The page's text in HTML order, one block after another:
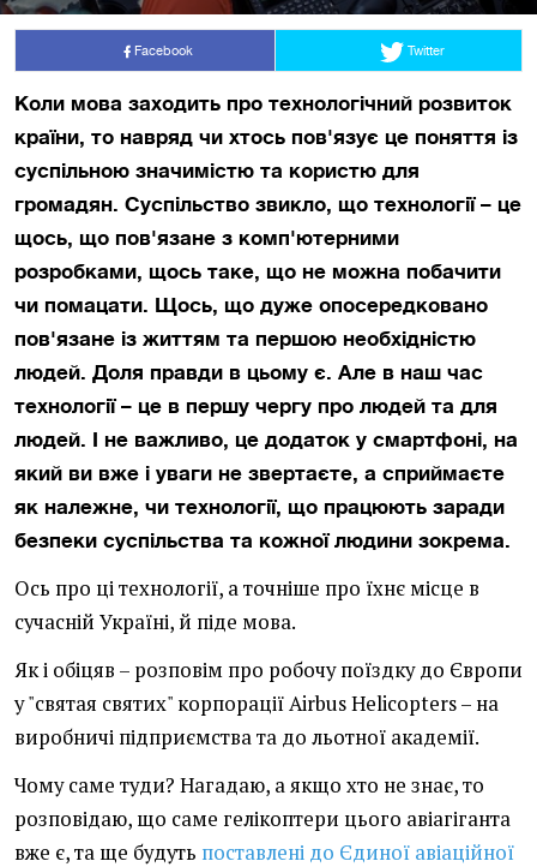
Facebook Twitter
Коли мова заходить про технологічний розвиток
країни, то навряд чи хтось пов'язує це поняття із
суспільною значимістю та користю для
громадян. Суспільство звикло, що технології – це
щось, що пов'язане з комп'ютерними
розробками, щось таке, що не можна побачити
чи помацати. Щось, що дуже опосередковано
пов'язане із життям та першою необхідністю
людей. Доля правди в цьому є. Але в наш час
технології – це в першу чергу про людей та для
людей. І не важливо, це додаток у смартфоні, на
який ви вже і уваги не звертаєте, а сприймаєте
як належне, чи технології, що працюють заради
безпеки суспільства та кожної людини зокрема.
Ось про ці технології, а точніше про їхнє місце в
сучасній Україні, й піде мова.
Як і обіцяв – розповім про робочу поїздку до Європи
у "святая святих" корпорації Airbus Helicopters – на
виробничі підприємства та до льотної академії.
Чому саме туди? Нагадаю, а якщо хто не знає, то
розповідаю, що саме гелікоптери цього авіагіганта
вже є, та ще будуть поставлені до Єдиної авіаційної